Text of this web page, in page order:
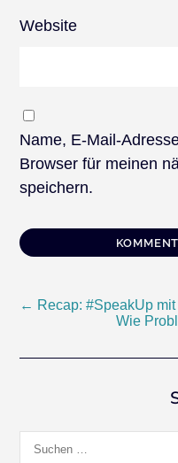
Website
Name, E-Mail-
Browser für meinen
speichern.
← Recap: #SpeakUp
Wie
nach: